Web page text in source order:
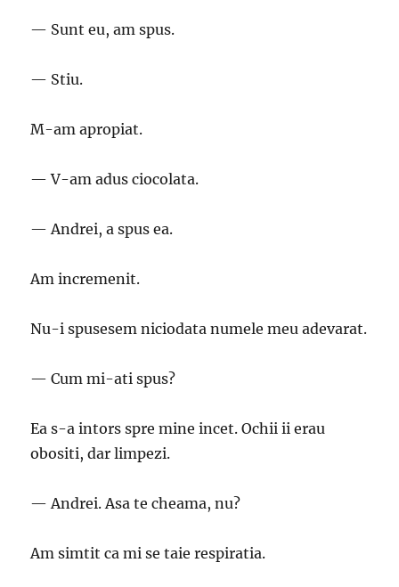
— Sunt eu, am spus.
— Stiu.
M-am apropiat.
— V-am adus ciocolata.
— Andrei, a spus ea.
Am incremenit.
Nu-i spusesem niciodata numele meu adevarat.
— Cum mi-ati spus?
Ea s-a intors spre mine incet. Ochii ii erau
obositi, dar limpezi.
— Andrei. Asa te cheama, nu?
Am simtit ca mi se taie respiratia.